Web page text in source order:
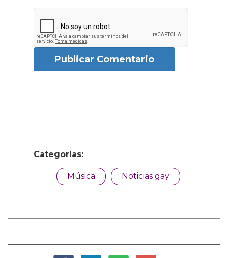
Publicar Comentario
Categorías:
Música Noticias gay